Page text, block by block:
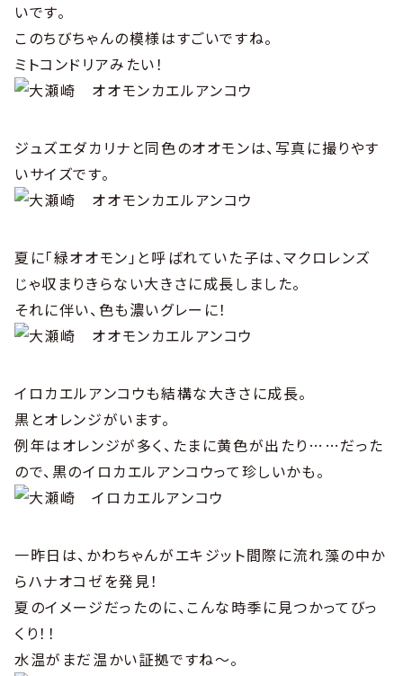
いです。
このちびちゃんの模様はすごいですね。
ミトコンドリアみたい！
ジュズエダカリナと同色のオオモンは、写真に撮りやす
いサイズです。
夏に「緑オオモン」と呼ばれていた子は、マクロレンズ
じゃ収まりきらない大きさに成長しました。
それに伴い、色も濃いグレーに！
イロカエルアンコウも結構な大きさに成長。
黒とオレンジがいます。
例年はオレンジが多く、たまに黄色が出たり……だった
ので、黒のイロカエルアンコウって珍しいかも。
一昨日は、かわちゃんがエキジット間際に流れ藻の中か
らハナオコゼを発見！
夏のイメージだったのに、こんな時季に見つかってびっ
くり！！
水温がまだ温かい証拠ですね〜。